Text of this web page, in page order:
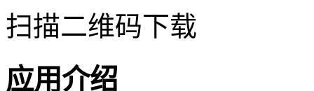
扫描二维码下载
应用介绍